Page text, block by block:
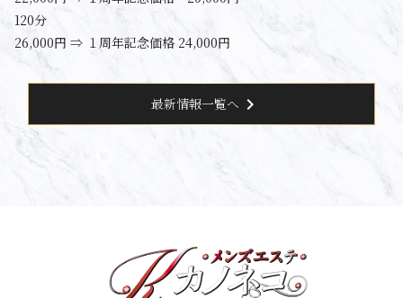
120分
26,000円 ⇒ １周年記念価格 24,000円
最新情報一覧へ chevron_right